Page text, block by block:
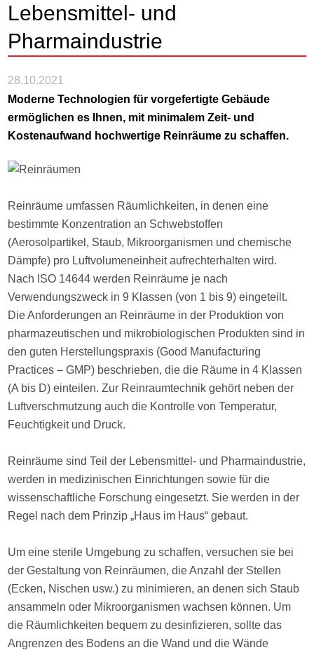
Lebensmittel- und
Pharmaindustrie
28.10.2021
Moderne Technologien für vorgefertigte Gebäude
ermöglichen es Ihnen, mit minimalem Zeit- und
Kostenaufwand hochwertige Reinräume zu schaffen.
Reinräume umfassen Räumlichkeiten, in denen eine
bestimmte Konzentration an Schwebstoffen
(Aerosolpartikel, Staub, Mikroorganismen und chemische
Dämpfe) pro Luftvolumeneinheit aufrechterhalten wird.
Nach ISO 14644 werden Reinräume je nach
Verwendungszweck in 9 Klassen (von 1 bis 9) eingeteilt.
Die Anforderungen an Reinräume in der Produktion von
pharmazeutischen und mikrobiologischen Produkten sind in
den guten Herstellungspraxis (Good Manufacturing
Practices – GMP) beschrieben, die die Räume in 4 Klassen
(A bis D) einteilen. Zur Reinraumtechnik gehört neben der
Luftverschmutzung auch die Kontrolle von Temperatur,
Feuchtigkeit und Druck.
Reinräume sind Teil der Lebensmittel- und Pharmaindustrie,
werden in medizinischen Einrichtungen sowie für die
wissenschaftliche Forschung eingesetzt. Sie werden in der
Regel nach dem Prinzip „Haus im Haus“ gebaut.
Um eine sterile Umgebung zu schaffen, versuchen sie bei
der Gestaltung von Reinräumen, die Anzahl der Stellen
(Ecken, Nischen usw.) zu minimieren, an denen sich Staub
ansammeln oder Mikroorganismen wachsen können. Um
die Räumlichkeiten bequem zu desinfizieren, sollte das
Angrenzen des Bodens an die Wand und die Wände